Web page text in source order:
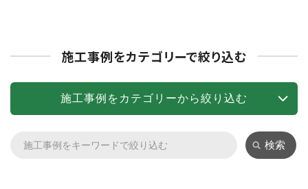
施工事例をカテゴリーで絞り込む
施工事例をカテゴリーから絞り込む
検索